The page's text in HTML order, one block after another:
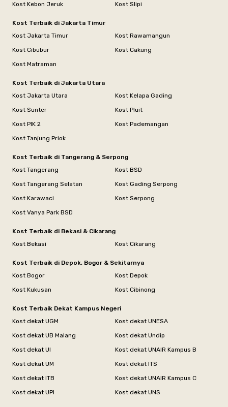
Kost Kebon Jeruk
Kost Slipi
Kost Terbaik di Jakarta Timur
Kost Jakarta Timur
Kost Rawamangun
Kost Cibubur
Kost Cakung
Kost Matraman
Kost Terbaik di Jakarta Utara
Kost Jakarta Utara
Kost Kelapa Gading
Kost Sunter
Kost Pluit
Kost PIK 2
Kost Pademangan
Kost Tanjung Priok
Kost Terbaik di Tangerang & Serpong
Kost Tangerang
Kost BSD
Kost Tangerang Selatan
Kost Gading Serpong
Kost Karawaci
Kost Serpong
Kost Vanya Park BSD
Kost Terbaik di Bekasi & Cikarang
Kost Bekasi
Kost Cikarang
Kost Terbaik di Depok, Bogor & Sekitarnya
Kost Bogor
Kost Depok
Kost Kukusan
Kost Cibinong
Kost Terbaik Dekat Kampus Negeri
Kost dekat UGM
Kost dekat UNESA
Kost dekat UB Malang
Kost dekat Undip
Kost dekat UI
Kost dekat UNAIR Kampus B
Kost dekat UM
Kost dekat ITS
Kost dekat ITB
Kost dekat UNAIR Kampus C
Kost dekat UPI
Kost dekat UNS